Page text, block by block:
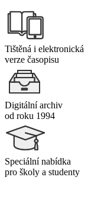
Tištěná i elektronická
verze časopisu
Digitální archiv
od roku 1994
Speciální nabídka
pro školy a studenty